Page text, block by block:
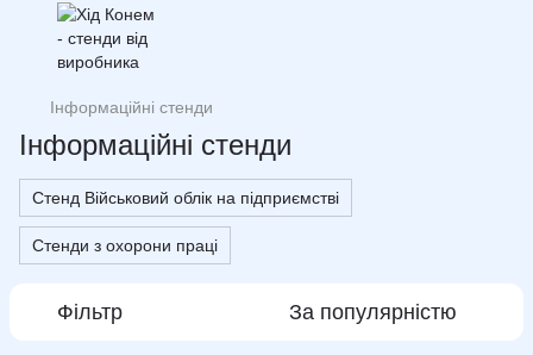
Інформаційні стенди
Інформаційні стенди
Стенд Військовий облік на підприємстві
Стенди з охорони праці
Фільтр За популярністю